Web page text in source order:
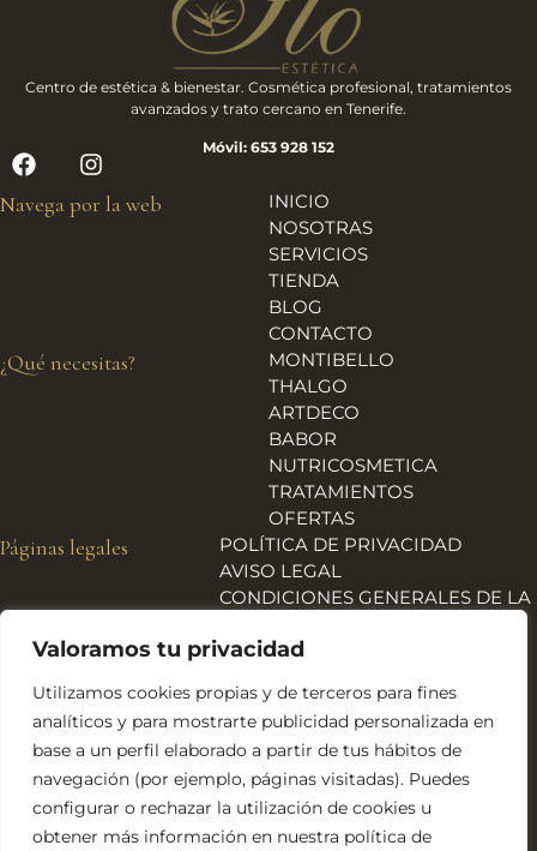
Valoramos tu privacidad
Utilizamos cookies propias y de terceros para fines
analíticos y para mostrarte publicidad personalizada en
base a un perfil elaborado a partir de tus hábitos de
navegación (por ejemplo, páginas visitadas). Puedes
configurar o rechazar la utilización de cookies u
obtener más información en nuestra política de
Centro de estética & bienestar. Cosmética profesional, tratamientos
avanzados y trato cercano en Tenerife.
Móvil: 653 928 152
Navega por la web
INICIO
NOSOTRAS
SERVICIOS
TIENDA
BLOG
CONTACTO
¿Qué necesitas?
MONTIBELLO
THALGO
ARTDECO
BABOR
NUTRICOSMETICA
TRATAMIENTOS
OFERTAS
Páginas legales
POLÍTICA DE PRIVACIDAD
AVISO LEGAL
CONDICIONES GENERALES DE LA
ENVÍOS, DEVOLUCIONES Y
POLÍTICA DE COOKIES
DECLARACIÓN DE
ACCESIBILIDAD
Financiado por la Unión Europea – NextGeneration EU